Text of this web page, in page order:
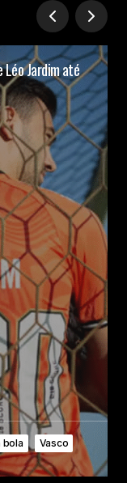
Léo Jardim até
bola
Vasco